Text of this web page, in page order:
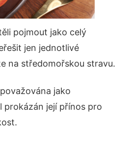
pojmout jako celý
jen jednotlivé
na středomořskou stravu.
jako
prokázán její přínos pro